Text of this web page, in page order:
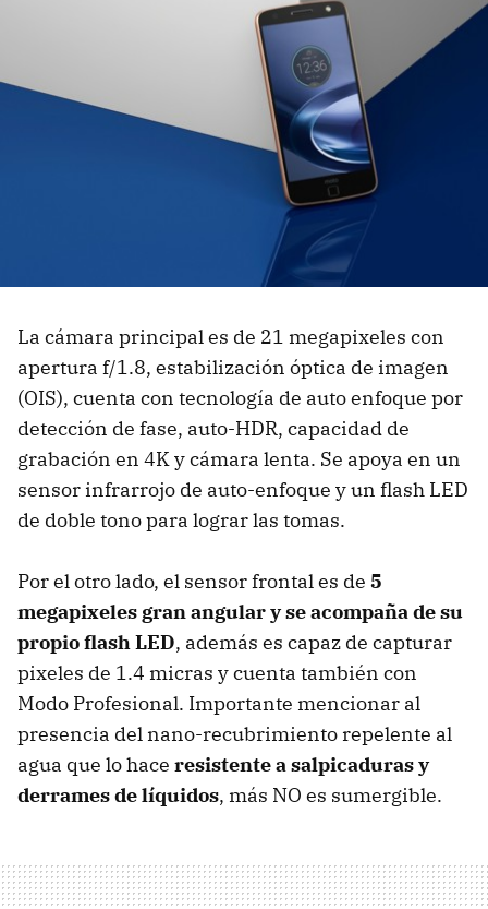
La cámara principal es de 21 megapixeles con
apertura f/1.8, estabilización óptica de imagen
(OIS), cuenta con tecnología de auto enfoque por
detección de fase, auto-HDR, capacidad de
grabación en 4K y cámara lenta. Se apoya en un
sensor infrarrojo de auto-enfoque y un flash LED
de doble tono para lograr las tomas.
Por el otro lado, el sensor frontal es de 5
megapixeles gran angular y se acompaña de su
propio flash LED, además es capaz de capturar
pixeles de 1.4 micras y cuenta también con
Modo Profesional. Importante mencionar al
presencia del nano-recubrimiento repelente al
agua que lo hace resistente a salpicaduras y
derrames de líquidos, más NO es sumergible.